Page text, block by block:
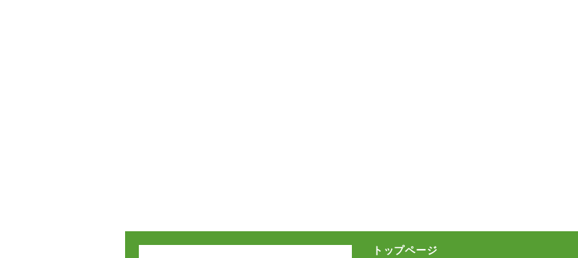
トップページ